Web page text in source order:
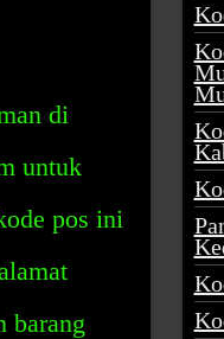
di
untuk
pos ini
barang